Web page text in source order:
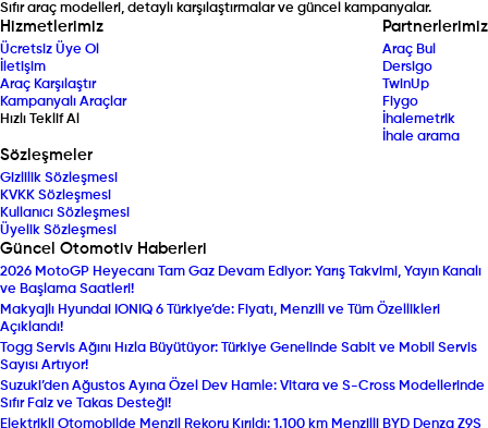
Sıfır araç modelleri, detaylı karşılaştırmalar ve güncel kampanyalar.
Hizmetlerimiz
Ücretsiz Üye Ol
İletişim
Araç Karşılaştır
Kampanyalı Araçlar
Hızlı Teklif Al
Partnerlerimiz
Araç Bul
Dersigo
TwinUp
Fiygo
İhalemetrik
İhale arama
Sözleşmeler
Gizlilik Sözleşmesi
KVKK Sözleşmesi
Kullanıcı Sözleşmesi
Üyelik Sözleşmesi
Güncel Otomotiv Haberleri
2026 MotoGP Heyecanı Tam Gaz Devam Ediyor: Yarış Takvimi, Yayın Kanalı
ve Başlama Saatleri!
Makyajlı Hyundai IONIQ 6 Türkiye’de: Fiyatı, Menzili ve Tüm Özellikleri
Açıklandı!
Togg Servis Ağını Hızla Büyütüyor: Türkiye Genelinde Sabit ve Mobil Servis
Sayısı Artıyor!
Suzuki’den Ağustos Ayına Özel Dev Hamle: Vitara ve S-Cross Modellerinde
Sıfır Faiz ve Takas Desteği!
Elektrikli Otomobilde Menzil Rekoru Kırıldı: 1.100 km Menzilli BYD Denza Z9S